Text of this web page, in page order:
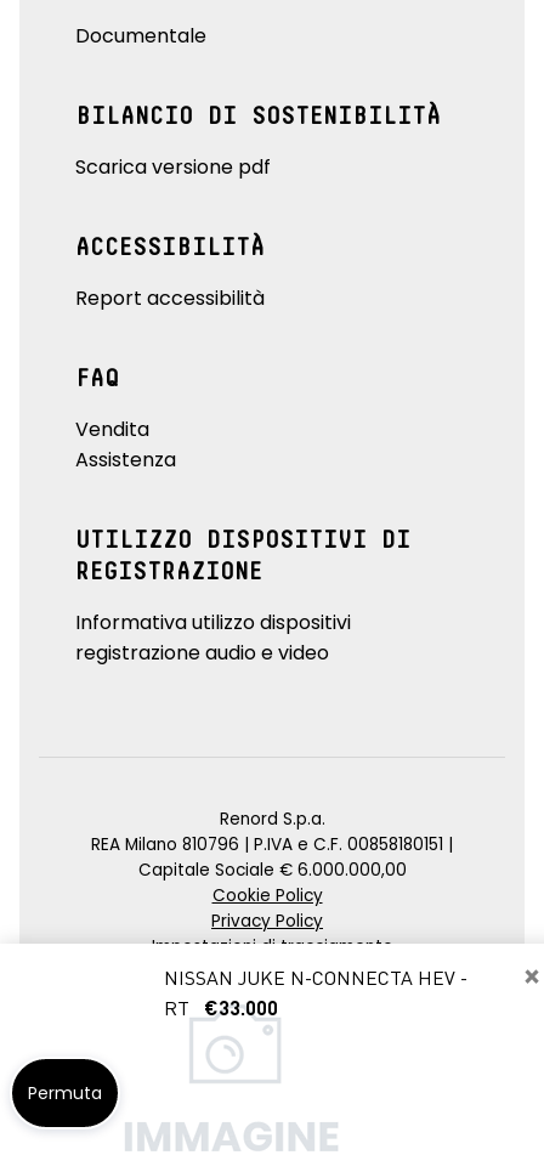
×
NISSAN JUKE N-CONNECTA HEV -
RT
€33.000
Documentale
BILANCIO DI SOSTENIBILITÀ
Scarica versione pdf
ACCESSIBILITÀ
Report accessibilità
FAQ
Vendita
Assistenza
UTILIZZO DISPOSITIVI DI
REGISTRAZIONE
Informativa utilizzo dispositivi
registrazione audio e video
Renord S.p.a.
REA Milano 810796 | P.IVA e C.F. 00858180151 |
Capitale Sociale € 6.000.000,00
Cookie Policy
Privacy Policy
Impostazioni di tracciamento
Credits
Agenzia SEO
Permuta